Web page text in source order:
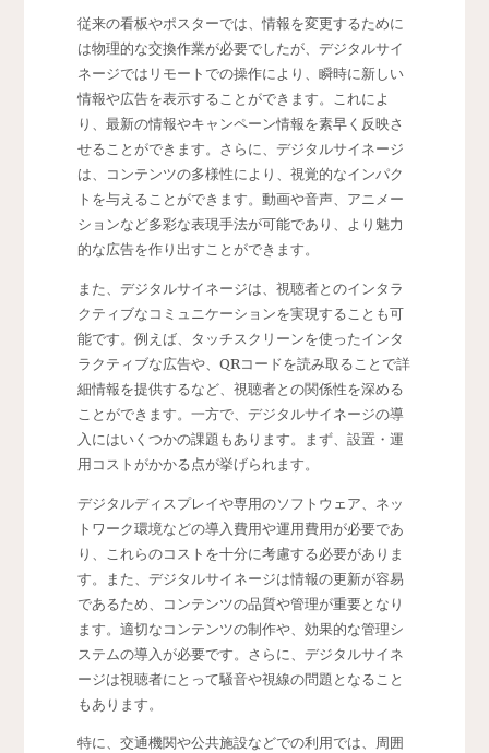
従来の看板やポスターでは、情報を変更するために
は物理的な交換作業が必要でしたが、デジタルサイ
ネージではリモートでの操作により、瞬時に新しい
情報や広告を表示することができます。これによ
り、最新の情報やキャンペーン情報を素早く反映さ
せることができます。さらに、デジタルサイネージ
は、コンテンツの多様性により、視覚的なインパク
トを与えることができます。動画や音声、アニメー
ションなど多彩な表現手法が可能であり、より魅力
的な広告を作り出すことができます。
また、デジタルサイネージは、視聴者とのインタラ
クティブなコミュニケーションを実現することも可
能です。例えば、タッチスクリーンを使ったインタ
ラクティブな広告や、QRコードを読み取ることで詳
細情報を提供するなど、視聴者との関係性を深める
ことができます。一方で、デジタルサイネージの導
入にはいくつかの課題もあります。まず、設置・運
用コストがかかる点が挙げられます。
デジタルディスプレイや専用のソフトウェア、ネッ
トワーク環境などの導入費用や運用費用が必要であ
り、これらのコストを十分に考慮する必要がありま
す。また、デジタルサイネージは情報の更新が容易
であるため、コンテンツの品質や管理が重要となり
ます。適切なコンテンツの制作や、効果的な管理シ
ステムの導入が必要です。さらに、デジタルサイネ
ージは視聴者にとって騒音や視線の問題となること
もあります。
特に、交通機関や公共施設などでの利用では、周囲